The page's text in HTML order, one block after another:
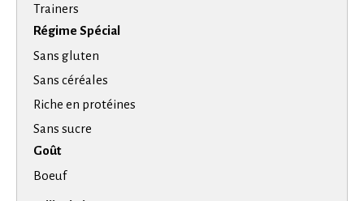
Trainers
Régime Spécial
Sans gluten
Sans céréales
Riche en protéines
Sans sucre
Goût
Boeuf